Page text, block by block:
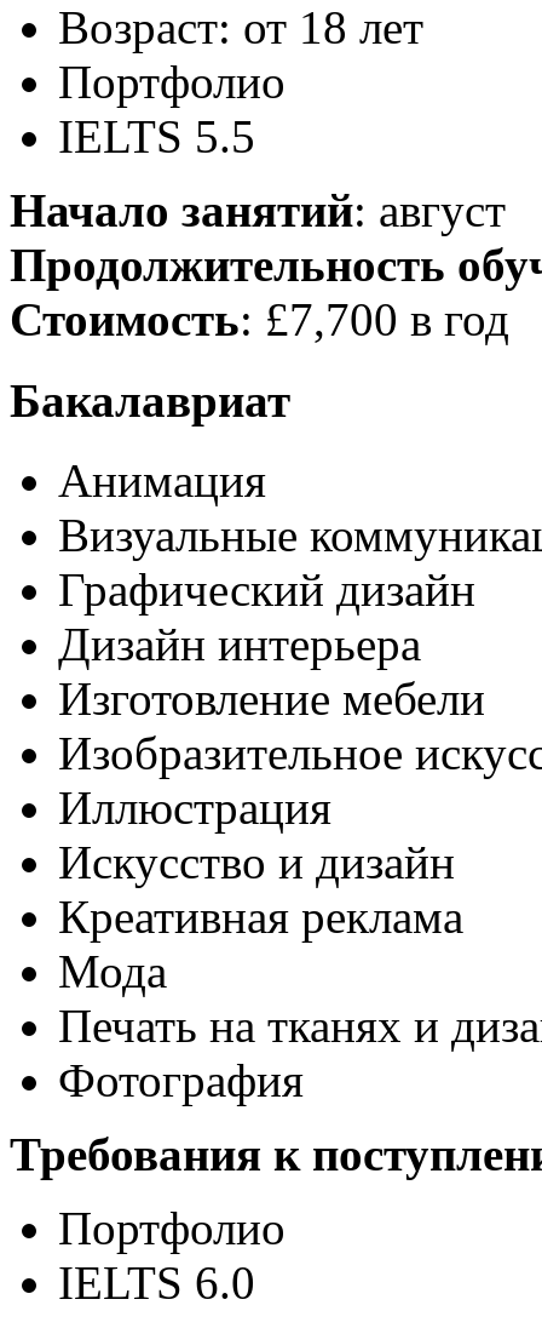
Возраст: от 18 лет
Портфолио
IELTS 5.5
Начало занятий: август
Продолжительность
Стоимость: £7,700 в год
Бакалавриат
Анимация
Визуальные
Графический дизайн
Дизайн интерьера
Изготовление мебели
Изобразительное
Иллюстрация
Искусство и дизайн
Креативная реклама
Мода
Печать на тканях и
Фотография
Требования к
Портфолио
IELTS 6.0